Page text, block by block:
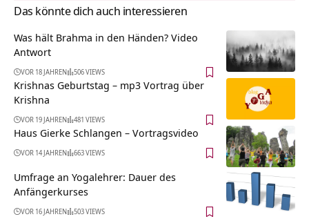
Das könnte dich auch interessieren
Was hält Brahma in den Händen? Video
Antwort
VOR 18 JAHREN 506 VIEWS
Krishnas Geburtstag – mp3 Vortrag über
Krishna
VOR 19 JAHREN 481 VIEWS
Haus Gierke Schlangen‏‎ – Vortragsvideo
VOR 14 JAHREN 663 VIEWS
Umfrage an Yogalehrer: Dauer des
Anfängerkurses
VOR 16 JAHREN 503 VIEWS